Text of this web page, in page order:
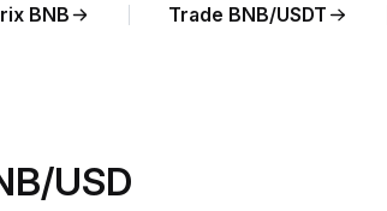
BNB Trade BNB/USDT
USD